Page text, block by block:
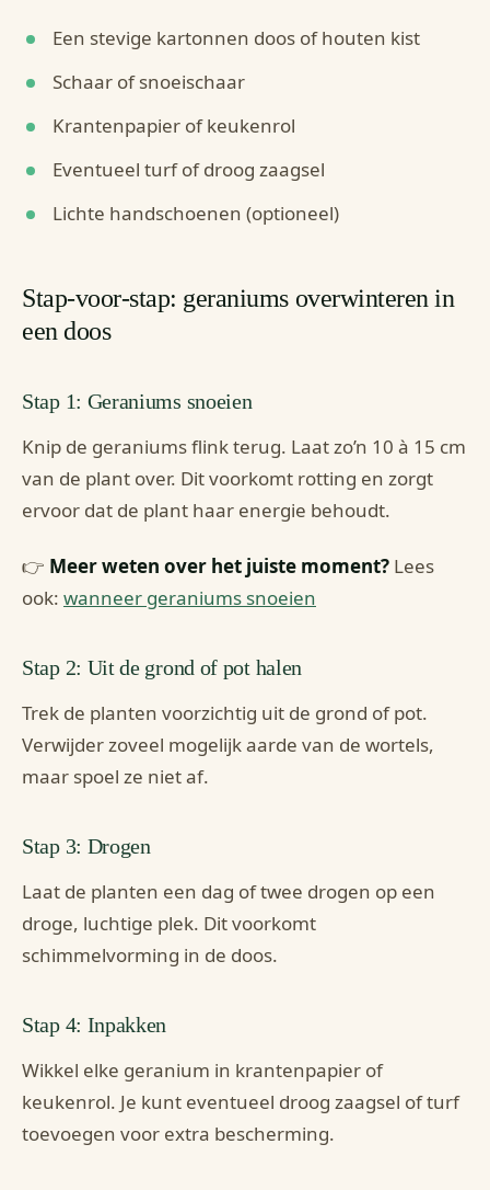
Een stevige kartonnen doos of houten kist
Schaar of snoeischaar
Krantenpapier of keukenrol
Eventueel turf of droog zaagsel
Lichte handschoenen (optioneel)
Stap-voor-stap: geraniums overwinteren in
een doos
Stap 1: Geraniums snoeien
Knip de geraniums flink terug. Laat zo’n 10 à 15 cm
van de plant over. Dit voorkomt rotting en zorgt
ervoor dat de plant haar energie behoudt.
👉 Meer weten over het juiste moment? Lees
ook: wanneer geraniums snoeien
Stap 2: Uit de grond of pot halen
Trek de planten voorzichtig uit de grond of pot.
Verwijder zoveel mogelijk aarde van de wortels,
maar spoel ze niet af.
Stap 3: Drogen
Laat de planten een dag of twee drogen op een
droge, luchtige plek. Dit voorkomt
schimmelvorming in de doos.
Stap 4: Inpakken
Wikkel elke geranium in krantenpapier of
keukenrol. Je kunt eventueel droog zaagsel of turf
toevoegen voor extra bescherming.